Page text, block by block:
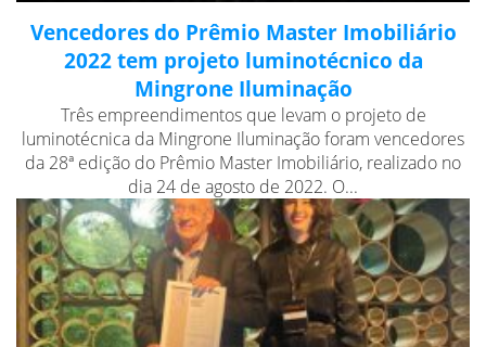
Vencedores do Prêmio Master Imobiliário
2022 tem projeto luminotécnico da
Mingrone Iluminação
Três empreendimentos que levam o projeto de
luminotécnica da Mingrone Iluminação foram vencedores
da 28ª edição do Prêmio Master Imobiliário, realizado no
dia 24 de agosto de 2022. O...